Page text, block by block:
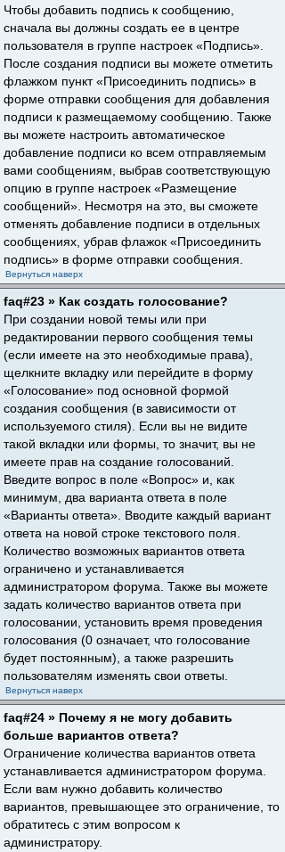
Чтобы добавить подпись к сообщению,
сначала вы должны создать ее в центре
пользователя в группе настроек «Подпись».
После создания подписи вы можете отметить
флажком пункт «Присоединить подпись» в
форме отправки сообщения для добавления
подписи к размещаемому сообщению. Также
вы можете настроить автоматическое
добавление подписи ко всем отправляемым
вами сообщениям, выбрав соответствующую
опцию в группе настроек «Размещение
сообщений». Несмотря на это, вы сможете
отменять добавление подписи в отдельных
сообщениях, убрав флажок «Присоединить
подпись» в форме отправки сообщения.
Вернуться наверх
faq#23 » Как создать голосование?
При создании новой темы или при
редактировании первого сообщения темы
(если имеете на это необходимые права),
щелкните вкладку или перейдите в форму
«Голосование» под основной формой
создания сообщения (в зависимости от
используемого стиля). Если вы не видите
такой вкладки или формы, то значит, вы не
имеете прав на создание голосований.
Введите вопрос в поле «Вопрос» и, как
минимум, два варианта ответа в поле
«Варианты ответа». Вводите каждый вариант
ответа на новой строке текстового поля.
Количество возможных вариантов ответа
ограничено и устанавливается
администратором форума. Также вы можете
задать количество вариантов ответа при
голосовании, установить время проведения
голосования (0 означает, что голосование
будет постоянным), а также разрешить
пользователям изменять свои ответы.
Вернуться наверх
faq#24 » Почему я не могу добавить
больше вариантов ответа?
Ограничение количества вариантов ответа
устанавливается администратором форума.
Если вам нужно добавить количество
вариантов, превышающее это ограничение, то
обратитесь с этим вопросом к
администратору.